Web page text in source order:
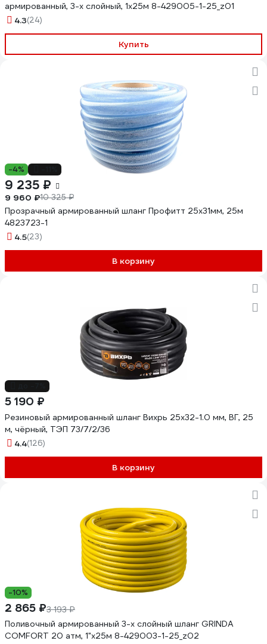
армированный, 3-х слойный, 1х25м 8-429005-1-25_z01
4.3(24)
Купить
-4%
9 235 ₽
9 960 ₽10 325 ₽
Прозрачный армированный шланг Профитт 25х31мм, 25м
4823723-1
4.5(23)
В корзину
5 190 ₽
Резиновый армированный шланг Вихрь 25x32-1.0 мм, ВГ, 25
м, чёрный, ТЭП 73/7/2/36
4.4(126)
В корзину
-10%
2 865 ₽3 193 ₽
Поливочный армированный 3-х слойный шланг GRINDA
COMFORT 20 атм, 1"х25м 8-429003-1-25_z02